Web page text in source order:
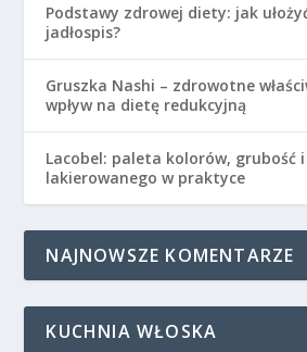
Podstawy zdrowej diety: jak
jadłospis?
Gruszka Nashi – zdrowotne
wpływ na dietę redukcyjną
Lacobel: paleta kolorów, grubość
lakierowanego w praktyce
NAJNOWSZE KOMENTARZE
KUCHNIA WŁOSKA